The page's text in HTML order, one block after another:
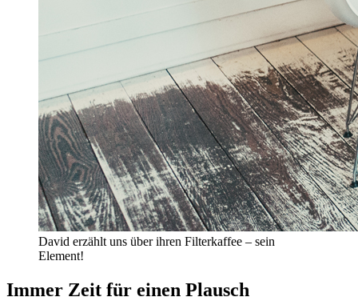
David erzählt uns über ihren Filterkaffee – sein
Element!
Immer Zeit für einen Plausch